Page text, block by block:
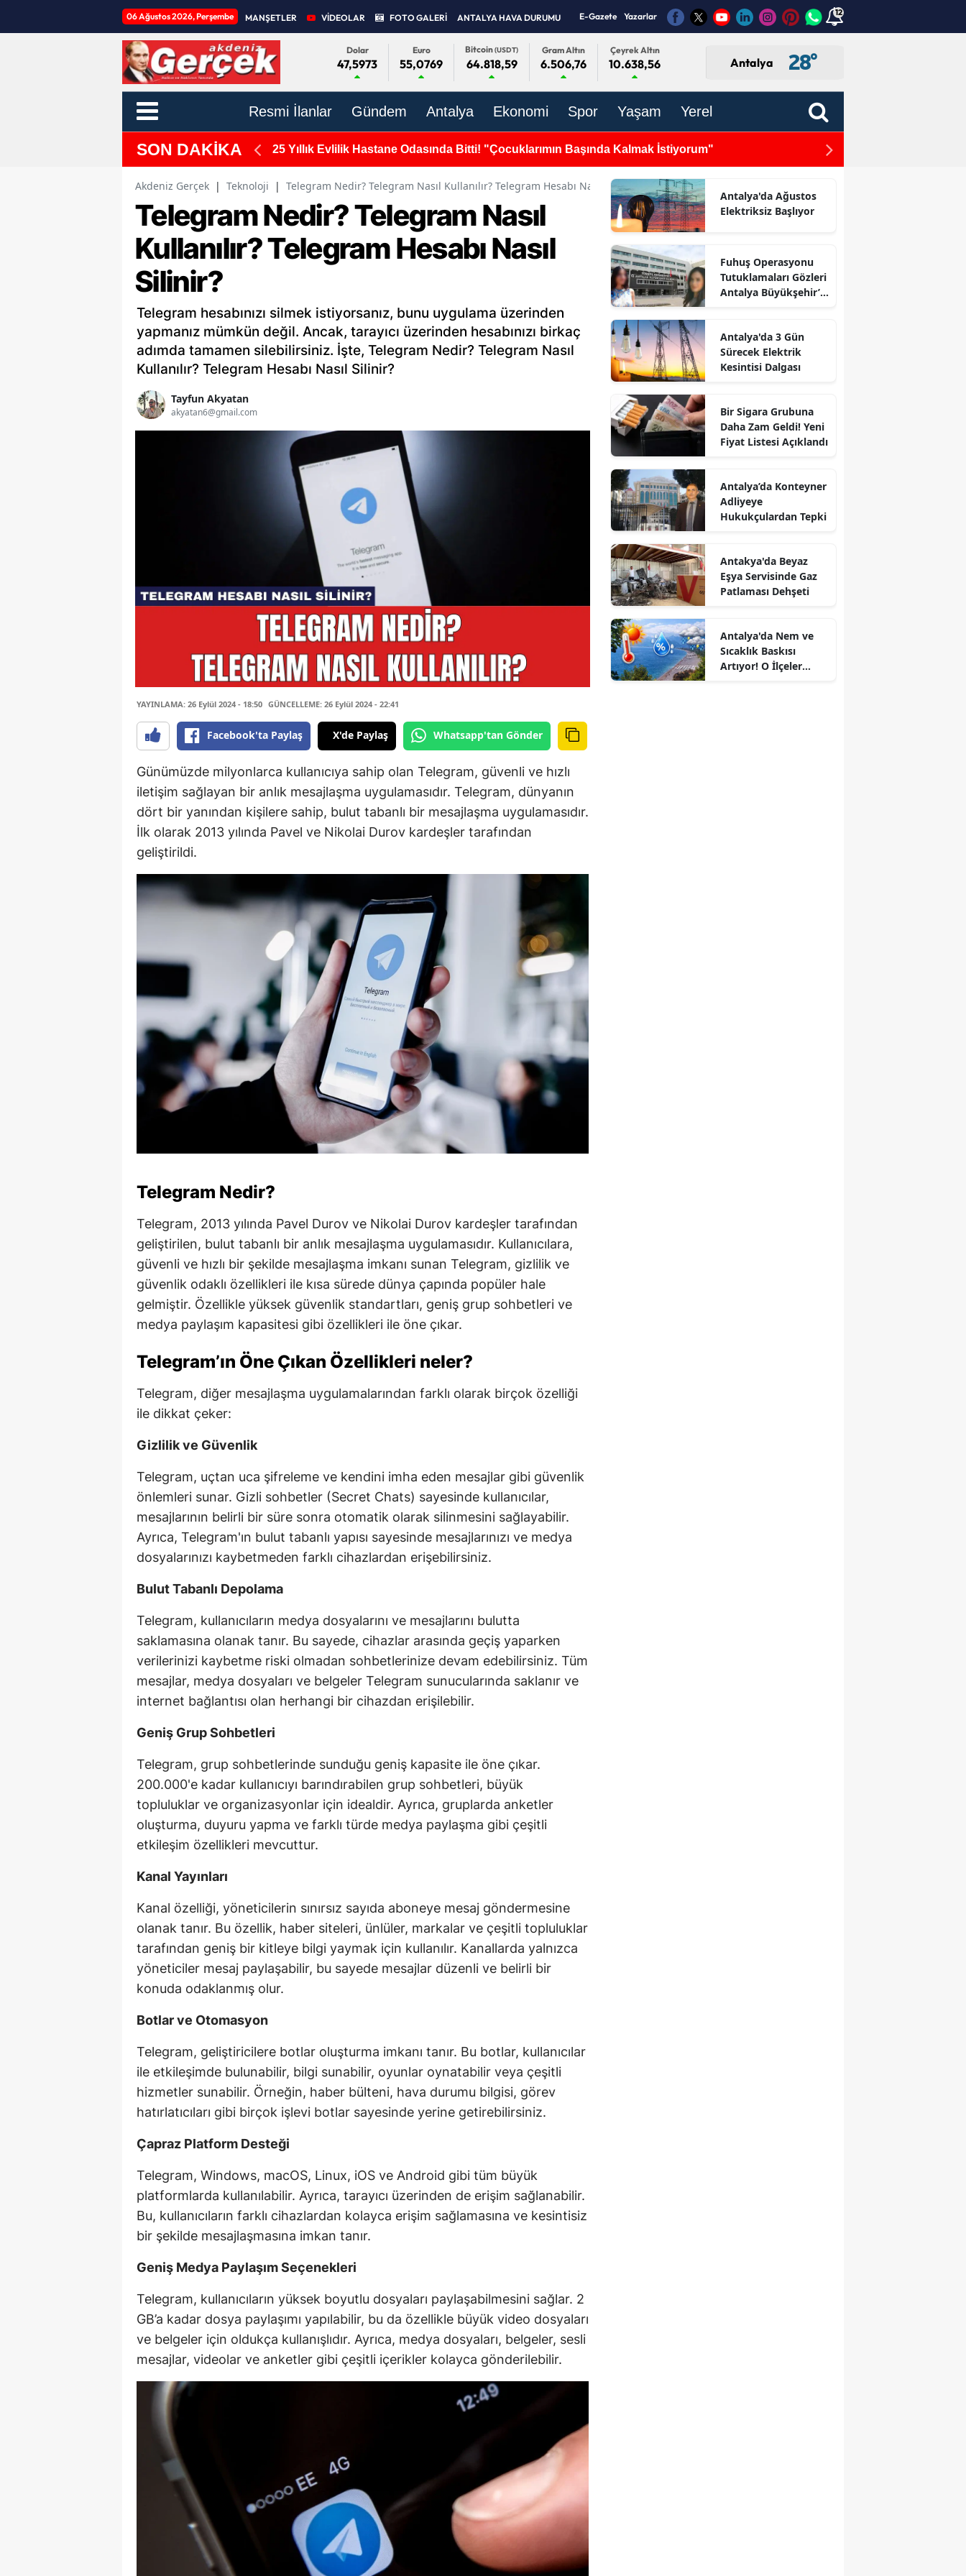
06 Ağustos 2026, Perşembe MANŞETLER VİDEOLAR FOTO GALERİ ANTALYA HAVA DURUMU E-Gazete Yazarlar 12
Dolar
47,5973
Euro
55,0769
Bitcoin(USDT)
64.818,59
Gram Altın
6.506,76
Çeyrek Altın
10.638,56 Antalya 28°
Resmi İlanlar Gündem Antalya Ekonomi Spor Yaşam Yerel
SON DAKİKA 25 Yıllık Evlilik Hastane Odasında Bitti! "Çocuklarımın Başında Kalmak İstiyorum"
Antalya'da Nem ve
Akdeniz Gerçek | Teknoloji | Telegram Nedir? Telegram Nasıl Kullanılır? Telegram Hesabı Nasıl Silinir?
Telegram Nedir? Telegram Nasıl
Kullanılır? Telegram Hesabı Nasıl
Silinir?
Telegram hesabınızı silmek istiyorsanız, bunu uygulama üzerinden
yapmanız mümkün değil. Ancak, tarayıcı üzerinden hesabınızı birkaç
adımda tamamen silebilirsiniz. İşte, Telegram Nedir? Telegram Nasıl
Kullanılır? Telegram Hesabı Nasıl Silinir?
Tayfun Akyatan
akyatan6@gmail.com
YAYINLAMA: 26 Eylül 2024 - 18:50 GÜNCELLEME: 26 Eylül 2024 - 22:41
Facebook'ta Paylaş X'de Paylaş Whatsapp'tan Gönder
Günümüzde milyonlarca kullanıcıya sahip olan Telegram, güvenli ve hızlı
iletişim sağlayan bir anlık mesajlaşma uygulamasıdır. Telegram, dünyanın
dört bir yanından kişilere sahip, bulut tabanlı bir mesajlaşma uygulamasıdır.
İlk olarak 2013 yılında Pavel ve Nikolai Durov kardeşler tarafından
geliştirildi.
Telegram Nedir?
Telegram, 2013 yılında Pavel Durov ve Nikolai Durov kardeşler tarafından
geliştirilen, bulut tabanlı bir anlık mesajlaşma uygulamasıdır. Kullanıcılara,
güvenli ve hızlı bir şekilde mesajlaşma imkanı sunan Telegram, gizlilik ve
güvenlik odaklı özellikleri ile kısa sürede dünya çapında popüler hale
gelmiştir. Özellikle yüksek güvenlik standartları, geniş grup sohbetleri ve
medya paylaşım kapasitesi gibi özellikleri ile öne çıkar.
Telegram’ın Öne Çıkan Özellikleri neler?
Telegram, diğer mesajlaşma uygulamalarından farklı olarak birçok özelliği
ile dikkat çeker:
Gizlilik ve Güvenlik
Telegram, uçtan uca şifreleme ve kendini imha eden mesajlar gibi güvenlik
önlemleri sunar. Gizli sohbetler (Secret Chats) sayesinde kullanıcılar,
mesajlarının belirli bir süre sonra otomatik olarak silinmesini sağlayabilir.
Ayrıca, Telegram'ın bulut tabanlı yapısı sayesinde mesajlarınızı ve medya
dosyalarınızı kaybetmeden farklı cihazlardan erişebilirsiniz.
Bulut Tabanlı Depolama
Telegram, kullanıcıların medya dosyalarını ve mesajlarını bulutta
saklamasına olanak tanır. Bu sayede, cihazlar arasında geçiş yaparken
verilerinizi kaybetme riski olmadan sohbetlerinize devam edebilirsiniz. Tüm
mesajlar, medya dosyaları ve belgeler Telegram sunucularında saklanır ve
internet bağlantısı olan herhangi bir cihazdan erişilebilir.
Geniş Grup Sohbetleri
Telegram, grup sohbetlerinde sunduğu geniş kapasite ile öne çıkar.
200.000'e kadar kullanıcıyı barındırabilen grup sohbetleri, büyük
topluluklar ve organizasyonlar için idealdir. Ayrıca, gruplarda anketler
oluşturma, duyuru yapma ve farklı türde medya paylaşma gibi çeşitli
etkileşim özellikleri mevcuttur.
Kanal Yayınları
Kanal özelliği, yöneticilerin sınırsız sayıda aboneye mesaj göndermesine
olanak tanır. Bu özellik, haber siteleri, ünlüler, markalar ve çeşitli topluluklar
tarafından geniş bir kitleye bilgi yaymak için kullanılır. Kanallarda yalnızca
yöneticiler mesaj paylaşabilir, bu sayede mesajlar düzenli ve belirli bir
konuda odaklanmış olur.
Botlar ve Otomasyon
Telegram, geliştiricilere botlar oluşturma imkanı tanır. Bu botlar, kullanıcılar
ile etkileşimde bulunabilir, bilgi sunabilir, oyunlar oynatabilir veya çeşitli
hizmetler sunabilir. Örneğin, haber bülteni, hava durumu bilgisi, görev
hatırlatıcıları gibi birçok işlevi botlar sayesinde yerine getirebilirsiniz.
Çapraz Platform Desteği
Telegram, Windows, macOS, Linux, iOS ve Android gibi tüm büyük
platformlarda kullanılabilir. Ayrıca, tarayıcı üzerinden de erişim sağlanabilir.
Bu, kullanıcıların farklı cihazlardan kolayca erişim sağlamasına ve kesintisiz
bir şekilde mesajlaşmasına imkan tanır.
Geniş Medya Paylaşım Seçenekleri
Telegram, kullanıcıların yüksek boyutlu dosyaları paylaşabilmesini sağlar. 2
GB’a kadar dosya paylaşımı yapılabilir, bu da özellikle büyük video dosyaları
ve belgeler için oldukça kullanışlıdır. Ayrıca, medya dosyaları, belgeler, sesli
mesajlar, videolar ve anketler gibi çeşitli içerikler kolayca gönderilebilir.
Antalya'da Ağustos
Elektriksiz Başlıyor
Fuhuş Operasyonu
Tutuklamaları Gözleri
Antalya Büyükşehir’e
Antalya'da 3 Gün
Sürecek Elektrik
Kesintisi Dalgası
Bir Sigara Grubuna
Daha Zam Geldi! Yeni
Fiyat Listesi Açıklandı
Antalya’da Konteyner
Adliyeye
Hukukçulardan Tepki
Antakya'da Beyaz
Eşya Servisinde Gaz
Patlaması Dehşeti
Antalya'da Nem ve
Sıcaklık Baskısı
Artıyor! O İlçeler